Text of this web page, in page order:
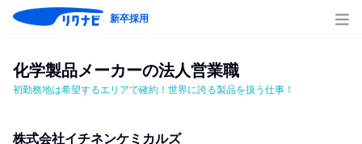
新卒採用
化学製品メーカーの法人営業職
初勤務地は希望するエリアで確約！世界に誇る製品を扱う仕事！
株式会社イチネンケミカルズ